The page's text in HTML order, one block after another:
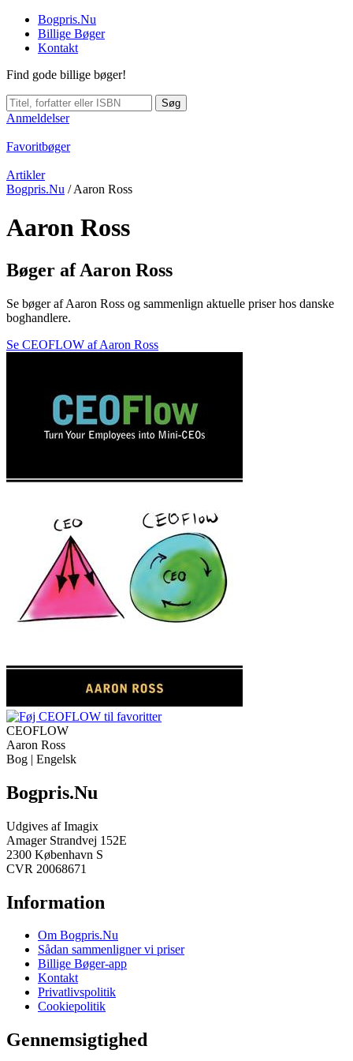
Bogpris.Nu
Billige Bøger
Kontakt
Find gode billige bøger!
Søg
Anmeldelser
Favoritbøger
Artikler
Bogpris.Nu /Aaron Ross
Aaron Ross
Bøger af Aaron Ross
Se bøger af Aaron Ross og sammenlign aktuelle priser hos danske
boghandlere.
Se CEOFLOW af Aaron Ross
CEOFLOW
Aaron Ross
Bog | Engelsk
Bogpris.Nu
Udgives af Imagix
Amager Strandvej 152E
2300 København S
CVR 20068671
Information
Om Bogpris.Nu
Sådan sammenligner vi priser
Billige Bøger-app
Kontakt
Privatlivspolitik
Cookiepolitik
Gennemsigtighed